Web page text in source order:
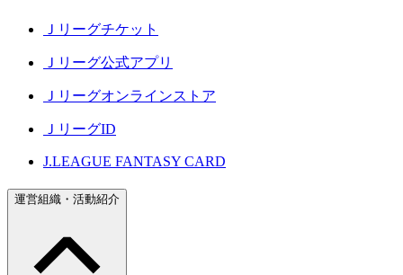
Ｊリーグチケット
Ｊリーグ公式アプリ
Ｊリーグオンラインストア
ＪリーグID
J.LEAGUE FANTASY CARD
運営組織・活動紹介